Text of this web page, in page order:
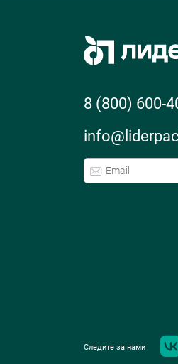
8 (800) 600-
Следите за нами